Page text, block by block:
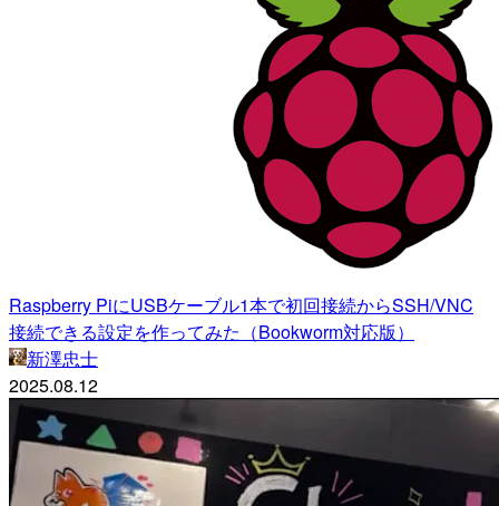
Raspberry PiにUSBケーブル1本で初回接続からSSH/VNC
接続できる設定を作ってみた（Bookworm対応版）
新澤忠士
2025.08.12